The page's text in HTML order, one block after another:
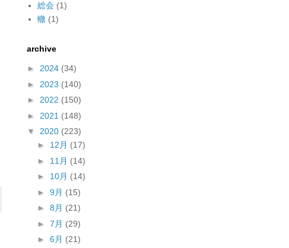
総会 (1)
轍 (1)
archive
► 2024 (34)
► 2023 (140)
► 2022 (150)
► 2021 (148)
▼ 2020 (223)
► 12月 (17)
► 11月 (14)
► 10月 (14)
► 9月 (15)
► 8月 (21)
► 7月 (29)
► 6月 (21)